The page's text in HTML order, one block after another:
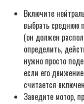
Включите
выбрать среднюю
(он должен
определить,
нужно просто
если его
считается
Заведите мотор,